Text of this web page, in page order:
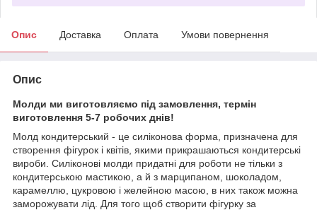
Опис Доставка Оплата Умови повернення
Опис
Молди ми виготовляємо під замовлення, термін
виготовлення 5-7 робочих днів!
Молд кондитерський - це силіконова форма, призначена для
створення фігурок і квітів, якими прикрашаються кондитерські
вироби. Силіконові молди придатні для роботи не тільки з
кондитерською мастикою, а й з марципаном, шоколадом,
карамеллю, цукровою і желейною масою, в них також можна
заморожувати лід. Для того щоб створити фігурку за